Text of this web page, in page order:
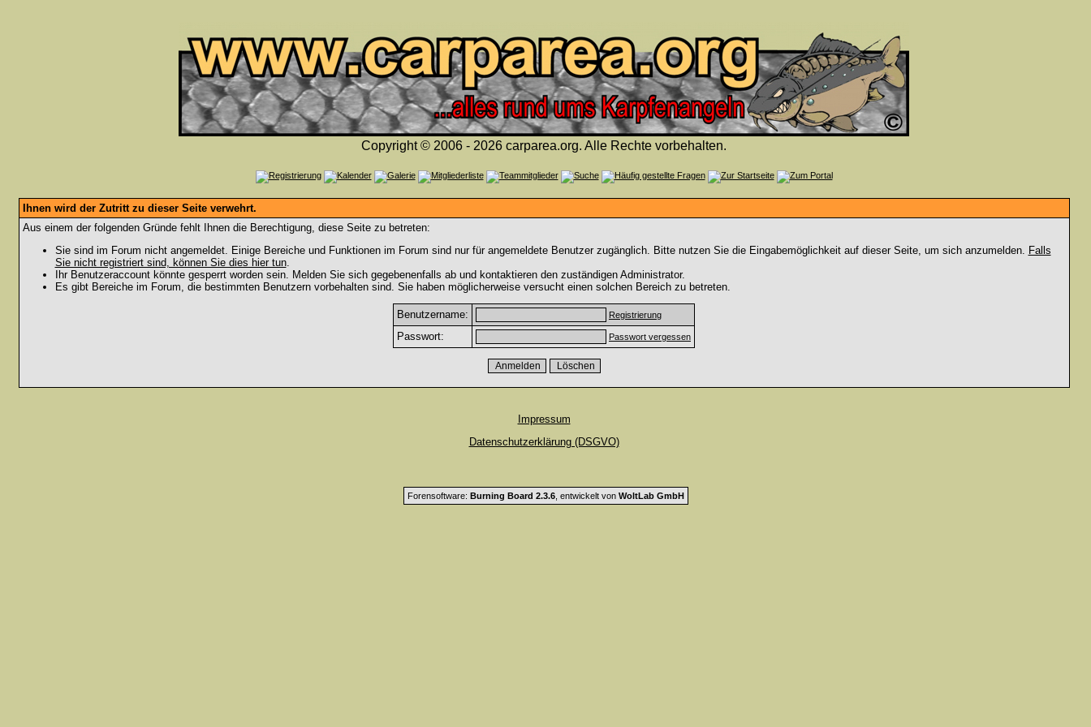
Copyright © 2006 - 2026 carparea.org. Alle Rechte vorbehalten.
Ihnen wird der Zutritt zu dieser Seite verwehrt.
Aus einem der folgenden Gründe fehlt Ihnen die Berechtigung, diese Seite zu betreten:
Sie sind im Forum nicht angemeldet. Einige Bereiche und Funktionen im Forum sind nur für angemeldete Benutzer zugänglich. Bitte nutzen Sie die Eingabemöglichkeit auf dieser Seite, um sich anzumelden. Falls
Sie nicht registriert sind, können Sie dies hier tun.
Ihr Benutzeraccount könnte gesperrt worden sein. Melden Sie sich gegebenenfalls ab und kontaktieren den zuständigen Administrator.
Es gibt Bereiche im Forum, die bestimmten Benutzern vorbehalten sind. Sie haben möglicherweise versucht einen solchen Bereich zu betreten.
Benutzername: Registrierung
Passwort: Passwort vergessen
Impressum
Datenschutzerklärung (DSGVO)
Forensoftware: Burning Board 2.3.6, entwickelt von WoltLab GmbH